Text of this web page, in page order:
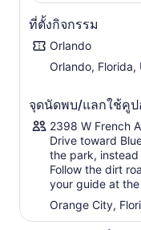
ที่ตั้งกิจกรรม
Orlando
Orlando, Florida,
จุดนัดพบ/แลกใช้คูป
2398 W French
Drive toward
the park,
Follow the dirt
your guide at
Orange City,